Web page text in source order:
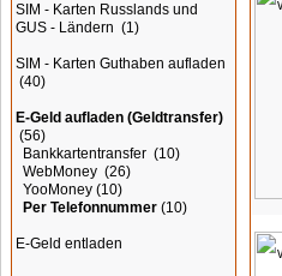
SIM - Karten Russlands und
GUS - Ländern (1)
SIM - Karten Guthaben aufladen
(40)
E-Geld aufladen (Geldtransfer)
(56)
Bankkartentransfer (10)
WebMoney (26)
YooMoney (10)
Per Telefonnummer (10)
E-Geld entladen